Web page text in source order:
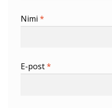
Nimi *
E-post*